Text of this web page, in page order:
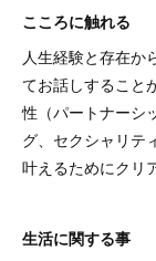
こころに触れる
人生経験と存在か
てお話しすること
性（パートナーシ
グ、セクシャリテ
叶えるためにクリ
生活に関する事